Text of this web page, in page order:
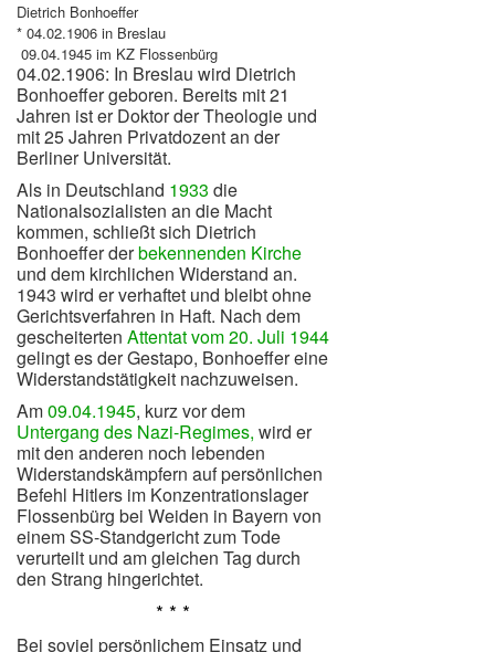
Dietrich Bonhoeffer
* 04.02.1906 in Breslau
 09.04.1945 im KZ Flossenbürg
04.02.1906: In Breslau wird Dietrich
Bonhoeffer geboren. Bereits mit 21
Jahren ist er Doktor der Theologie und
mit 25 Jahren Privatdozent an der
Berliner Universität.
Als in Deutschland 1933 die
Nationalsozialisten an die Macht
kommen, schließt sich Dietrich
Bonhoeffer derbekennenden Kirche
und dem kirchlichen Widerstand an.
1943 wird er verhaftet und bleibt ohne
Gerichtsverfahren in Haft. Nach dem
gescheiterten Attentat vom 20. Juli 1944
gelingt es der Gestapo, Bonhoeffer eine
Widerstandstätigkeit nachzuweisen.
Am09.04.1945, kurz vor dem
Untergang des Nazi-Regimes, wird er
mit den anderen noch lebenden
Widerstandskämpfern auf persönlichen
Befehl Hitlers im Konzentrationslager
Flossenbürg bei Weiden in Bayern von
einem SS-Standgericht zum Tode
verurteilt und am gleichen Tag durch
den Strang hingerichtet.
* * *
Bei soviel persönlichem Einsatz und